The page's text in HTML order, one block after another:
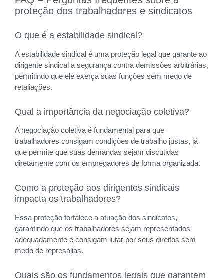
proteção dos trabalhadores e sindicatos
O que é a estabilidade sindical?
A estabilidade sindical é uma proteção legal que garante ao
dirigente sindical a segurança contra demissões arbitrárias,
permitindo que ele exerça suas funções sem medo de
retaliações.
Qual a importância da negociação coletiva?
A negociação coletiva é fundamental para que
trabalhadores consigam condições de trabalho justas, já
que permite que suas demandas sejam discutidas
diretamente com os empregadores de forma organizada.
Como a proteção aos dirigentes sindicais
impacta os trabalhadores?
Essa proteção fortalece a atuação dos sindicatos,
garantindo que os trabalhadores sejam representados
adequadamente e consigam lutar por seus direitos sem
medo de represálias.
Quais são os fundamentos legais que garantem